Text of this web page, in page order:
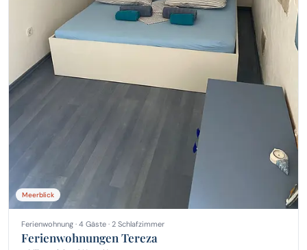
Meerblick
Ferienwohnung · 4 Gäste · 2 Schlafzimmer
Ferienwohnungen Tereza